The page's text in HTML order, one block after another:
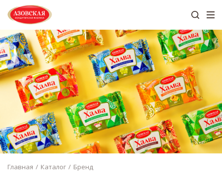
Главная Каталог Бренд